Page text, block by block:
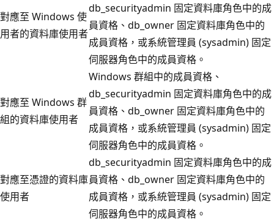
對應至 Windows 使
用者的資料庫使用者
db_securityadmin 固定資料庫角色中的成
員資格、db_owner 固定資料庫角色中的
成員資格，或系統管理員 (sysadmin) 固定
伺服器角色中的成員資格。
對應至 Windows 群
組的資料庫使用者
Windows 群組中的成員資格、
db_securityadmin 固定資料庫角色中的成
員資格、db_owner 固定資料庫角色中的
成員資格，或系統管理員 (sysadmin) 固定
伺服器角色中的成員資格。
對應至憑證的資料庫
使用者
db_securityadmin 固定資料庫角色中的成
員資格、db_owner 固定資料庫角色中的
成員資格，或系統管理員 (sysadmin) 固定
伺服器角色中的成員資格。